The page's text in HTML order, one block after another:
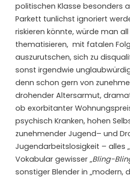
politischen Klasse besonders
Parkett tunlichst ignoriert
riskieren könnte, würde man
thematisieren, mit fatalen
auszurutschen, sich zu
sonst irgendwie
denn schon gern von
drohender Altersarmut,
ob exorbitanter
psychisch Kranken, hohen
zunehmender Jugend– und
Jugendarbeitslosigkeit – alles „
Vokabular gewisser „Bling-
sonstiger Blender in „modern,